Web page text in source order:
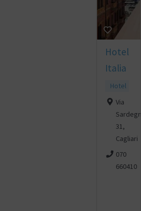
Hotel
Italia
Hotel
Via
Sardegna
31,
Cagliari
070
660410